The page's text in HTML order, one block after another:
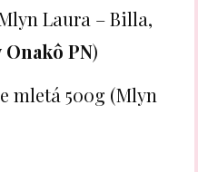
Laura – Billa,
PN)
mletá 500g (Mlyn